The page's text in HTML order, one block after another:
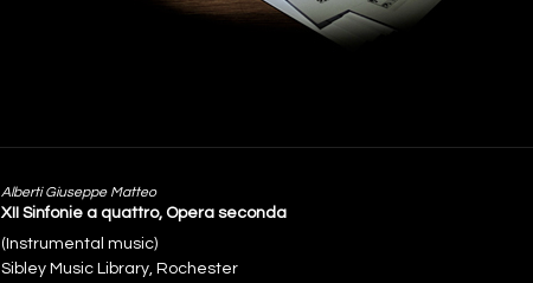
Alberti Giuseppe Matteo
XII Sinfonie a quattro, Opera seconda
(Instrumental music)
Sibley Music Library, Rochester